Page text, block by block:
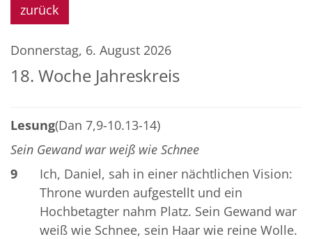
zurück
Donnerstag, 6. August 2026
18. Woche Jahreskreis
Lesung(Dan 7,9-10.13-14)
Sein Gewand war weiß wie Schnee
9
Ich, Daniel, sah in einer nächtlichen Vision:
Throne wurden aufgestellt und ein
Hochbetagter nahm Platz. Sein Gewand war
weiß wie Schnee, sein Haar wie reine Wolle.